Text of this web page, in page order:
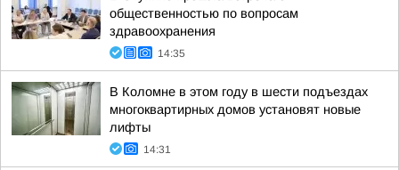
общественностью по вопросам
здравоохранения
14:35
В Коломне в этом году в шести подъездах
многоквартирных домов установят новые
лифты
14:31